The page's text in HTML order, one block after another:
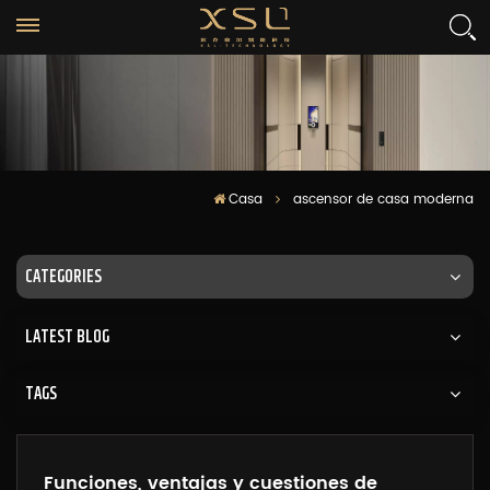
Casa ascensor de casa moderna
CATEGORIES
LATEST BLOG
TAGS
Funciones, ventajas y cuestiones de